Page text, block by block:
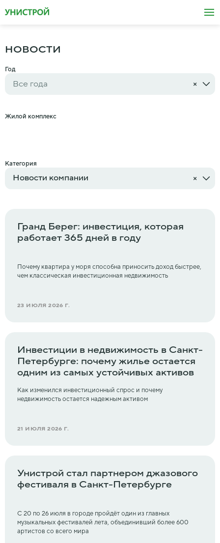
НОВОСТИ
Год
×
Жилой комплекс
Категория
Новости компании ×
Гранд Берег: инвестиция, которая
работает 365 дней в году
Почему квартира у моря способна приносить доход быстрее,
чем классическая инвестиционная недвижимость
23 ИЮЛЯ 2026 Г.
Инвестиции в недвижимость в Санкт-
Петербурге: почему жилье остается
одним из самых устойчивых активов
Как изменился инвестиционный спрос и почему
недвижимость остается надежным активом
21 ИЮЛЯ 2026 Г.
Унистрой стал партнером джазового
фестиваля в Санкт-Петербурге
С 20 по 26 июля в городе пройдёт один из главных
музыкальных фестивалей лета, объединивший более 600
артистов со всего мира